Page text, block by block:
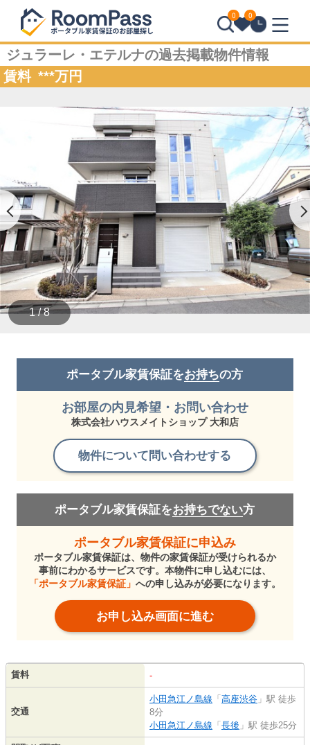
0 0
ジュラーレ・エテルナの過去掲載物件情報
賃料 ***万円
1 / 8
ポータブル家賃保証をお持ちの方
お部屋の内見希望・お問い合わせ
株式会社ハウスメイトショップ 大和店
物件について問い合わせする
ポータブル家賃保証をお持ちでない方
ポータブル家賃保証に申込み
ポータブル家賃保証は、物件の家賃保証が受けられるか
事前にわかるサービスです。本物件に申し込むには、
「ポータブル家賃保証」 への申し込みが必要になります。
お申し込み画面に進む
賃料 -
交通
小田急江ノ島線 「高座渋谷 」駅 徒歩
8分
小田急江ノ島線 「長後 」駅 徒歩25分